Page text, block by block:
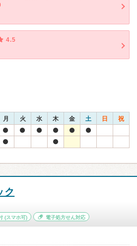
4.5
月 火 水 木 金 土 日 祝
ク
(スマホ可) 電子処方せん対応